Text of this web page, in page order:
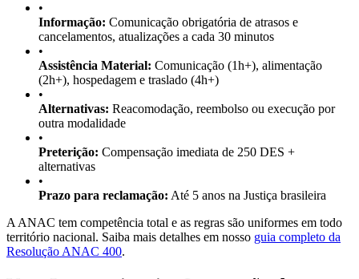
•
Informação: Comunicação obrigatória de atrasos e
cancelamentos, atualizações a cada 30 minutos
•
Assistência Material: Comunicação (1h+), alimentação
(2h+), hospedagem e traslado (4h+)
•
Alternativas: Reacomodação, reembolso ou execução por
outra modalidade
•
Preterição: Compensação imediata de 250 DES +
alternativas
•
Prazo para reclamação: Até 5 anos na Justiça brasileira
A ANAC tem competência total e as regras são uniformes em todo
território nacional. Saiba mais detalhes em nosso guia completo da
Resolução ANAC 400.